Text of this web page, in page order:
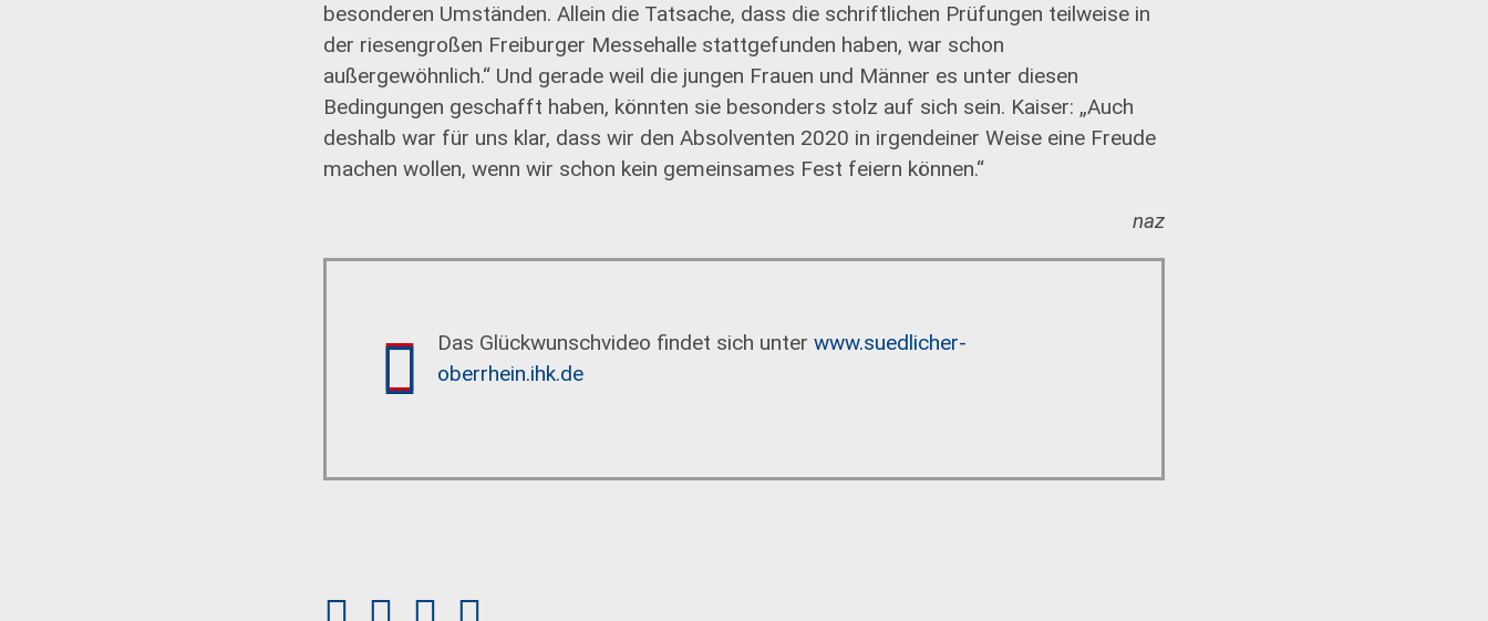
besonderen Umständen. Allein die Tatsache, dass die schriftlichen Prüfungen teilweise in
der riesengroßen Freiburger Messehalle stattgefunden haben, war schon
außergewöhnlich.“ Und gerade weil die jungen Frauen und Männer es unter diesen
Bedingungen geschafft haben, könnten sie besonders stolz auf sich sein. Kaiser: „Auch
deshalb war für uns klar, dass wir den Absolventen 2020 in irgendeiner Weise eine Freude
machen wollen, wenn wir schon kein gemeinsames Fest feiern können.“
naz
Das Glückwunschvideo findet sich unter www.suedlicher-
oberrhein.ihk.de